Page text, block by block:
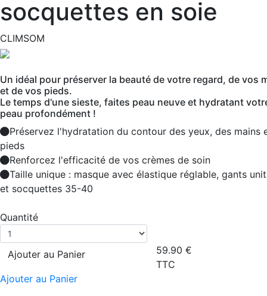
socquettes en soie
CLIMSOM
Un idéal pour préserver la beauté de votre regard, de vos
et de vos pieds.
Le temps d'une sieste, faites peau neuve et hydratant
peau profondément !
Préservez l'hydratation du contour des yeux, des mains
pieds
Renforcez l'efficacité de vos crèmes de soin
Taille unique : masque avec élastique réglable, gants
et socquettes 35-40
Quantité
Ajouter au Panier
Ajouter au Panier
59.90 €
TTC